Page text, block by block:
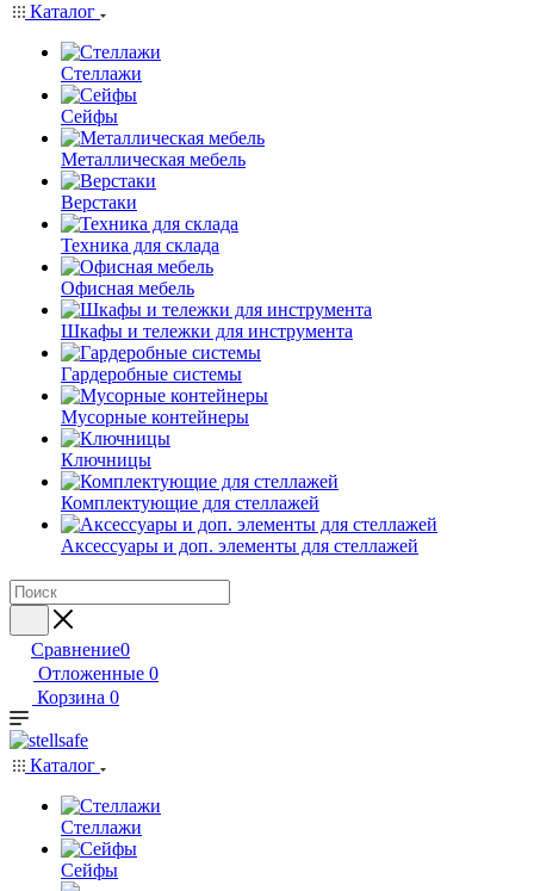
Каталог
Стеллажи
Сейфы
Металлическая мебель
Верстаки
Техника для склада
Офисная мебель
Шкафы и тележки для инструмента
Гардеробные системы
Мусорные контейнеры
Ключницы
Комплектующие для стеллажей
Аксессуары и доп. элементы для стеллажей
Сравнение0
Отложенные 0
Корзина 0
Каталог
Стеллажи
Сейфы